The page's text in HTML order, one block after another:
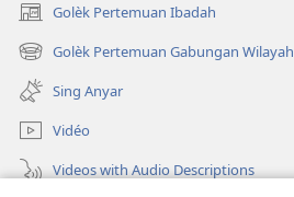
Golèk Pertemuan Ibadah
(opens
new
window)
Golèk Pertemuan Gabungan Wilayah
(opens
new
window)
Sing Anyar
Vidéo
Videos with Audio Descriptions